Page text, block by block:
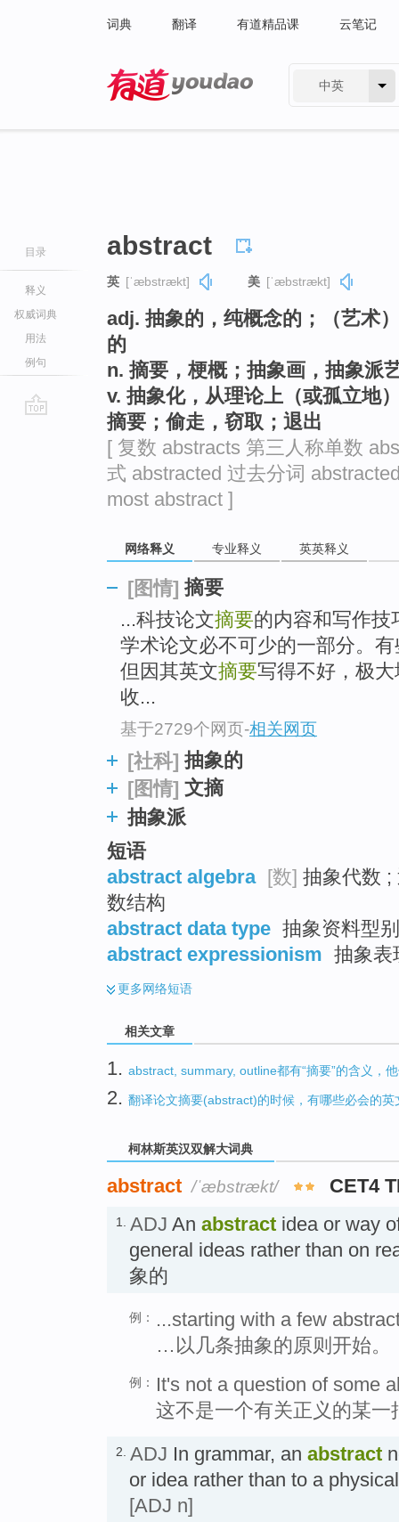
词典 翻译 有道精品课 云笔记
中英
目录
释义
权威词典
用法
例句
abstract
英 [ˈæbstrækt] 美 [ˈæbstrækt]
adj. 抽象的，纯概念的；（艺术
的
n. 摘要，梗概；抽象画，抽象派
v. 抽象化，从理论上（或孤立
摘要；偷走，窃取；退出
[ 复数 abstracts 第三人称单数
式 abstracted 过去分词
most abstract ]
网络释义 专业释义 英英释义
[图情] 摘要
...科技论文摘要的内容和写作
学术论文必不可少的一部分。
但因其英文摘要写得不好，极
收...
基于2729个网页-相关网页
[社科] 抽象的
[图情] 文摘
抽象派
短语
abstract algebra
[数] 抽象代数
数结构
abstract data type 抽象资料型
abstract expressionism 抽象表
更多网络短语
相关文章
1. abstract, summary, outline都有“摘要”的含义，
2. 翻译论文摘要(abstract)的时候，有哪些必会的英
柯林斯英汉双解大词典
abstract /ˈæbstrækt/ CET4
1. ADJ An abstract idea or way
general ideas rather than on
象的
例：
...starting with a few
…以几条抽象的原则开始。
例：
It's not a question of some
这不是一个有关正义的某一
2. ADJ In grammar, an abstract
or idea rather than to a
[ADJ n]